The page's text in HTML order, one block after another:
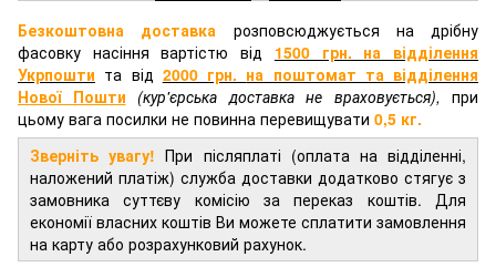
Безкоштовна доставка розповсюджується на дрібну
фасовку насіння вартістю від 1500 грн. на відділення
Укрпошти та від 2000 грн. на поштомат та відділення
Нової Пошти (кур'єрська доставка не враховується), при
цьому вага посилки не повинна перевищувати 0,5 кг.
Зверніть увагу! При післяплаті (оплата на відділенні,
наложений платіж) служба доставки додатково стягує з
замовника суттєву комісію за переказ коштів. Для
економії власних коштів Ви можете сплатити замовлення
на карту або розрахунковий рахунок.